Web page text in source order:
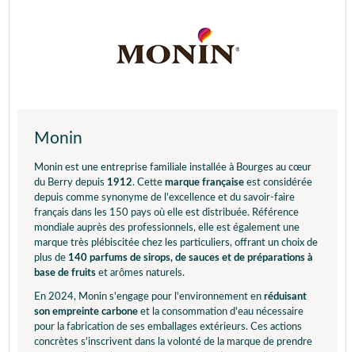
Monin
Monin est une entreprise familiale installée à Bourges au cœur
du Berry depuis 1912. Cette marque française est considérée
depuis comme synonyme de l'excellence et du savoir-faire
français dans les 150 pays où elle est distribuée. Référence
mondiale auprès des professionnels, elle est également une
marque très plébiscitée chez les particuliers, offrant un choix de
plus de 140 parfums de sirops, de sauces et de préparations à
base de fruits et arômes naturels.
En 2024, Monin s'engage pour l'environnement en réduisant
son empreinte carbone et la consommation d'eau nécessaire
pour la fabrication de ses emballages extérieurs. Ces actions
concrètes s'inscrivent dans la volonté de la marque de prendre